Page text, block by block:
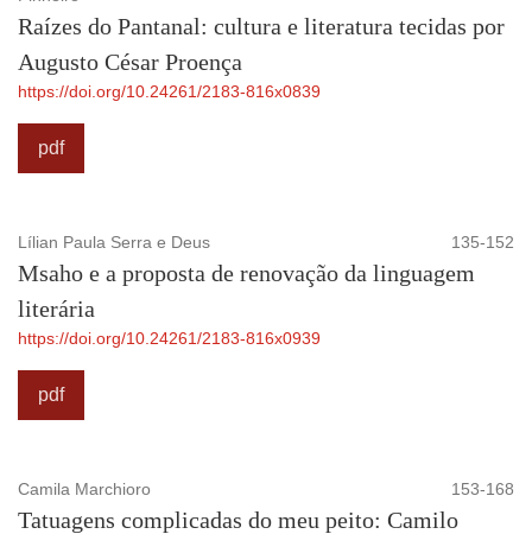
Raízes do Pantanal: cultura e literatura tecidas por
Augusto César Proença
https://doi.org/10.24261/2183-816x0839
pdf
Lílian Paula Serra e Deus 135-152
Msaho e a proposta de renovação da linguagem
literária
https://doi.org/10.24261/2183-816x0939
pdf
Camila Marchioro 153-168
Tatuagens complicadas do meu peito: Camilo